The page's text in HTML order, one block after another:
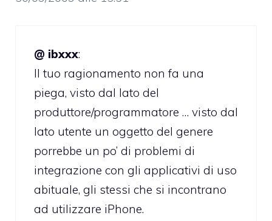
@ ibxxx:
Il tuo ragionamento non fa una
piega, visto dal lato del
produttore/programmatore … visto dal
lato utente un oggetto del genere
porrebbe un po’ di problemi di
integrazione con gli applicativi di uso
abituale, gli stessi che si incontrano
ad utilizzare iPhone.